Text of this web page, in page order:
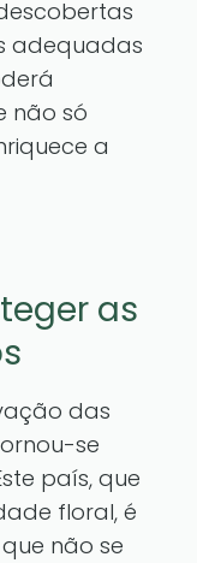
adequadas
não só
a
as
das
se
país, que
floral, é
não se